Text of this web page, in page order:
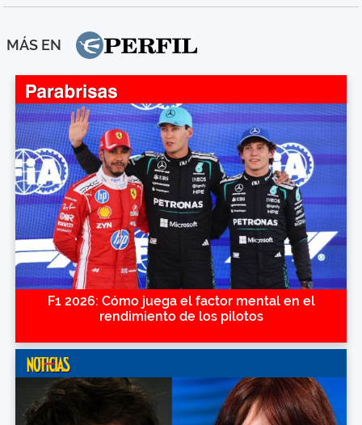
MÁS EN
F1 2026: Cómo juega el factor mental en el
rendimiento de los pilotos